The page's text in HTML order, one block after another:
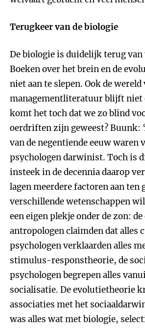
Terugkeer van de biologie
De biologie is duidelijk terug van
Boeken over het brein en de
niet aan te slepen. Ook de wereld
managementliteratuur blijft niet
komt het toch dat we zo blind
oerdriften zijn geweest? Buunk:
van de negentiende eeuw waren
psychologen darwinist. Toch is
insteek in de decennia daarop
lagen meerdere factoren aan ten
verschillende wetenschappen
een eigen plekje onder de zon:
antropologen claimden dat alles
psychologen verklaarden alles
stimulus-responstheorie, de
psychologen begrepen alles
socialisatie. De evolutietheorie
associaties met het
was alles wat met biologie,